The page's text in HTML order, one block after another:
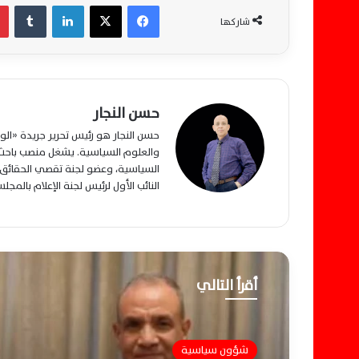
شاركها
فيسبوك ‫X لينكدإن
حسن النجار
حسن النجار هو رئيس تحرير جريدة
والعلوم السياسية. يشغل منصب
السياسية، وعضو لجنة تقصي
النائب الأول لرئيس لجنة الإعلام
أقرأ التالي
شؤون سياسية